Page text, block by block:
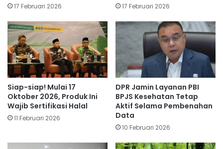
17 Februari 2026 17 Februari 2026
Siap-siap! Mulai 17
Oktober 2026, Produk Ini
Wajib Sertifikasi Halal
11 Februari 2026
DPR Jamin Layanan PBI
BPJS Kesehatan Tetap
Aktif Selama Pembenahan
Data
10 Februari 2026